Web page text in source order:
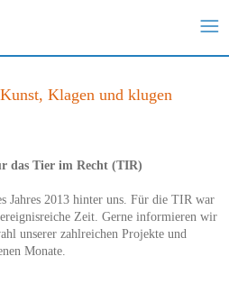
Klagen und klugen
das Tier im Recht (TIR)
Jahres 2013 hinter uns. Für die TIR war
Zeit. Gerne informieren wir
unserer zahlreichen Projekte und
Monate.